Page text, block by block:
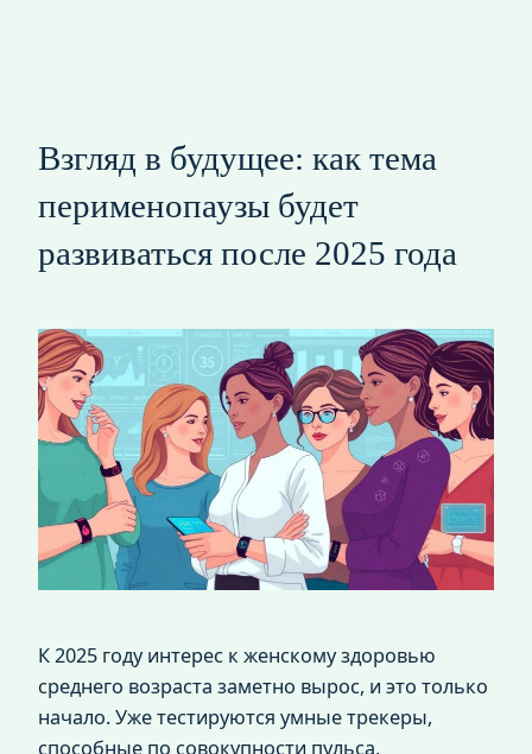
Взгляд в будущее: как тема
перименопаузы будет
развиваться после 2025 года
К 2025 году интерес к женскому здоровью
среднего возраста заметно вырос, и это только
начало. Уже тестируются умные трекеры,
способные по совокупности пульса,